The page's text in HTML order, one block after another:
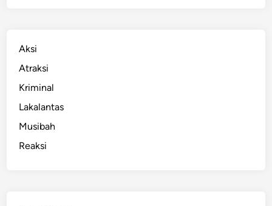
Aksi
Atraksi
Kriminal
Lakalantas
Musibah
Reaksi